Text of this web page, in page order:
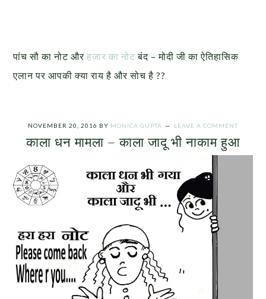
पांच सौ का नोट औरहजार का नोट बंद – मोदी जी का ऐतिहासिक
एलान पर आपकी क्या राय है और सोच है ??
NOVEMBER 20, 2016 BY MONICA GUPTA LEAVE A COMMENT
काला धन मामला – काला जादू भी नाकाम हुआ